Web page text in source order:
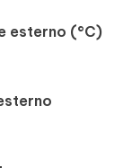
esterno (°C)